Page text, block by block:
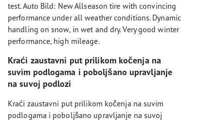
test. Auto Bild: New Allseason tire with convincing
performance under all weather conditions. Dynamic
handling on snow, in wet and dry. Very good winter
performance, high mileage.
Kraći zaustavni put prilikom kočenja na
suvim podlogama i poboljšano upravljanje
na suvoj podlozi
Kraći zaustavni put prilikom kočenja na suvim
podlogama i poboljšano upravljanje na suvoj